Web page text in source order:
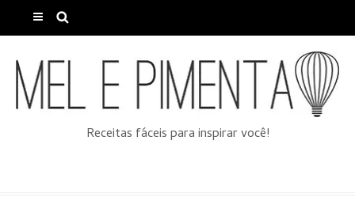
Receitas fáceis para inspirar você!